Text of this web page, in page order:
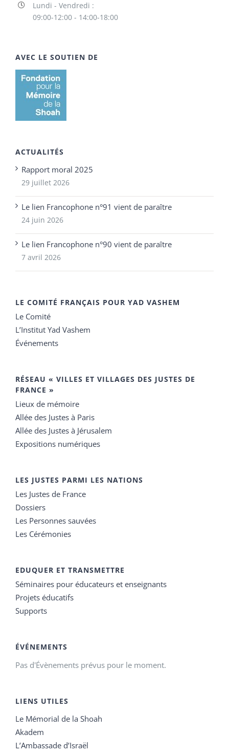
Lundi - Vendredi :
09:00-12:00 - 14:00-18:00
AVEC LE SOUTIEN DE
ACTUALITÉS
Rapport moral 2025
29 juillet 2026
Le lien Francophone n°91 vient de paraître
24 juin 2026
Le lien Francophone n°90 vient de paraître
7 avril 2026
LE COMITÉ FRANÇAIS POUR YAD VASHEM
Le Comité
L’Institut Yad Vashem
Événements
RÉSEAU « VILLES ET VILLAGES DES JUSTES DE
FRANCE »
Lieux de mémoire
Allée des Justes à Paris
Allée des Justes à Jérusalem
Expositions numériques
LES JUSTES PARMI LES NATIONS
Les Justes de France
Dossiers
Les Personnes sauvées
Les Cérémonies
EDUQUER ET TRANSMETTRE
Séminaires pour éducateurs et enseignants
Projets éducatifs
Supports
ÉVÉNEMENTS
Pas d'Évènements prévus pour le moment.
LIENS UTILES
Le Mémorial de la Shoah
Akadem
L’Ambassade d’Israël